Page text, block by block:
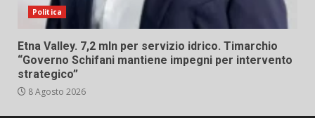
Politica
Etna Valley. 7,2 mln per servizio idrico. Timarchio
“Governo Schifani mantiene impegni per intervento
strategico”
8 Agosto 2026